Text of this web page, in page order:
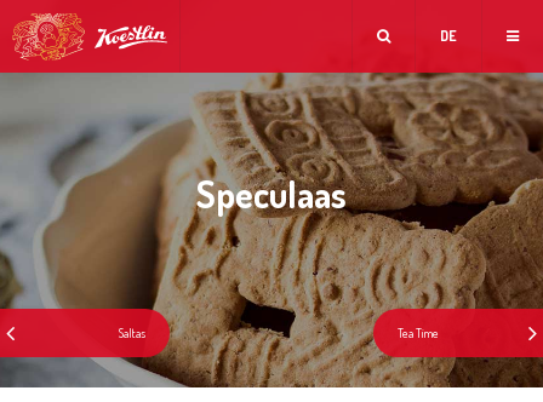
DE
Speculaas